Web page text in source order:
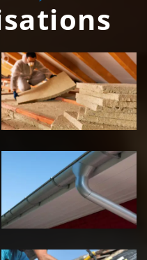
Isolation de
toiture 39
Jura
pose de
gouttière 39
Jura